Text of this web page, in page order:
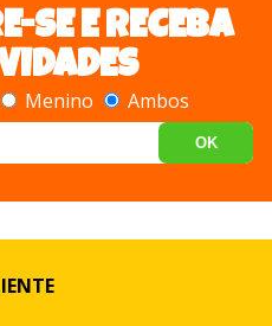
SE E RECEBA
Menino Ambos
OK